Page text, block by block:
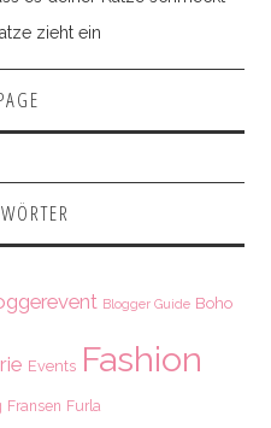
zieht ein
Blogger Guide Boho
Events Fashion
Fransen Furla